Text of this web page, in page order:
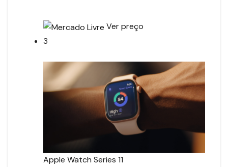
Ver preço
3
Apple Watch Series 11